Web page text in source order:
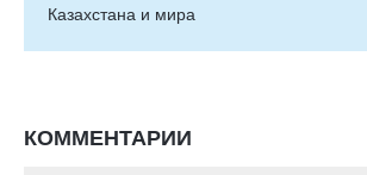
Казахстана и мира
КОММЕНТАРИИ